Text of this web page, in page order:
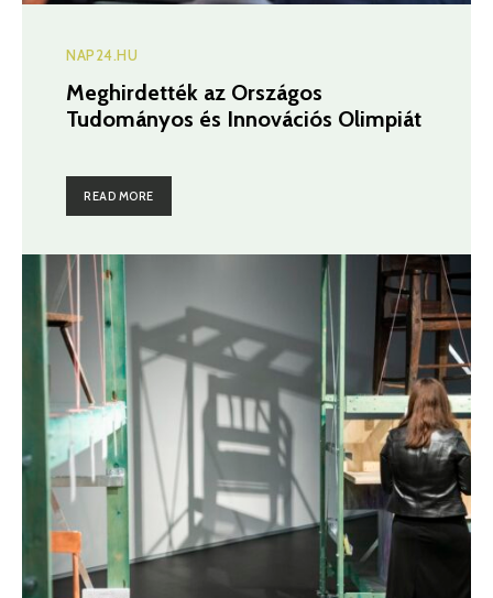
NAP24.HU
Meghirdették az Országos
Tudományos és Innovációs Olimpiát
READ MORE